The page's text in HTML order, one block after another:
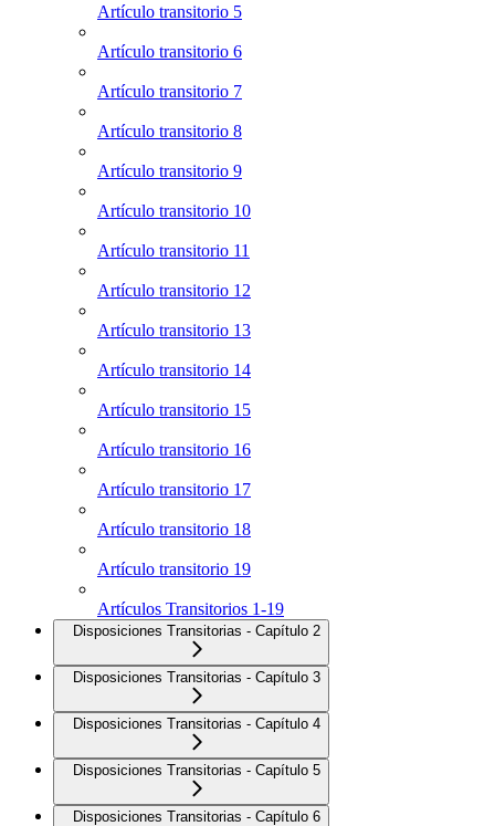
Artículo transitorio 5
Artículo transitorio 6
Artículo transitorio 7
Artículo transitorio 8
Artículo transitorio 9
Artículo transitorio 10
Artículo transitorio 11
Artículo transitorio 12
Artículo transitorio 13
Artículo transitorio 14
Artículo transitorio 15
Artículo transitorio 16
Artículo transitorio 17
Artículo transitorio 18
Artículo transitorio 19
Artículos Transitorios 1-19
Disposiciones Transitorias - Capítulo 2
Disposiciones Transitorias - Capítulo 3
Disposiciones Transitorias - Capítulo 4
Disposiciones Transitorias - Capítulo 5
Disposiciones Transitorias - Capítulo 6